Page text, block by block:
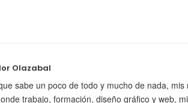
Olazabal
sabe un poco de todo y mucho de nada, mis
trabajo, formación, diseño gráfico y web, mi